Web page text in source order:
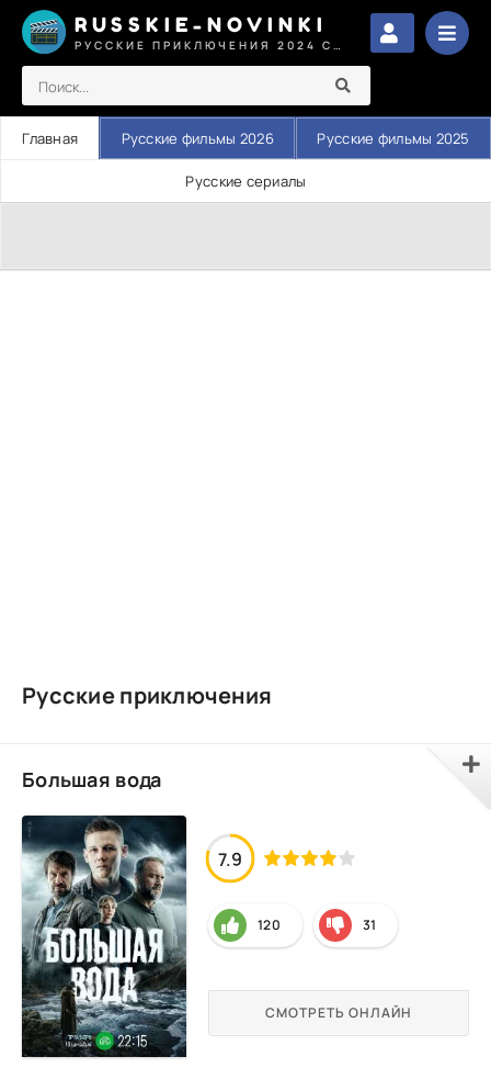
RUSSKIE-NOVINKI
Главная Русские фильмы 2026 Русские фильмы 2025
Русские сериалы
Русские приключения
Большая вода
СМОТРЕТЬ ОНЛАЙН
7.9
120 31